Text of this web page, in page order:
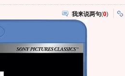
我来说两句(0)